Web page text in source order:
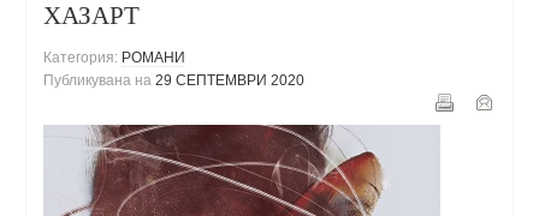
ХАЗАРТ
Категория: РОМАНИ
Публикувана на 29 СЕПТЕМВРИ 2020